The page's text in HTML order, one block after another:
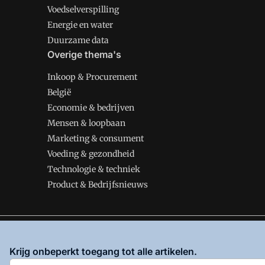
Voedselverspilling
Energie en water
Duurzame data
Overige thema's
Inkoop & Procurement
België
Economie & bedrijven
Mensen & loopbaan
Marketing & consument
Voeding & gezondheid
Technologie & techniek
Product & Bedrijfsnieuws
enPrivacy en Cookie beleid |Privacy instellingen
Krijg onbeperkt toegang tot alle artikelen.